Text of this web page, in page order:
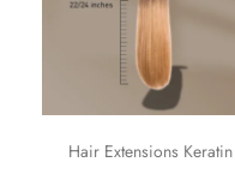
Hair Extensions Keratin